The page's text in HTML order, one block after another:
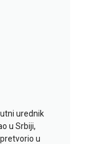
urednik
u Srbiji,
u